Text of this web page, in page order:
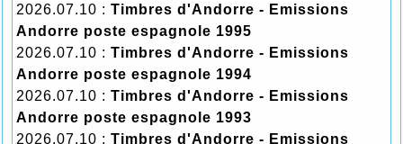
2026.07.10 : Timbres d'Andorre - Emissions
Andorre poste espagnole 1995
2026.07.10 : Timbres d'Andorre - Emissions
Andorre poste espagnole 1994
2026.07.10 : Timbres d'Andorre - Emissions
Andorre poste espagnole 1993
2026.07.10 : Timbres d'Andorre - Emissions